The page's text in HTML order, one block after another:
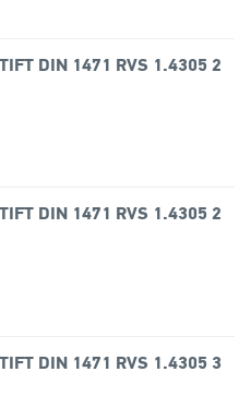
DIN 1471 RVS 1.4305 2
DIN 1471 RVS 1.4305 2
DIN 1471 RVS 1.4305 3